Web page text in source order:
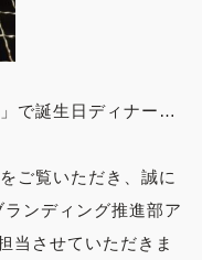
で誕生日ディナー…
ご覧いただき、誠に
ンディング推進部ア
当させていただきま